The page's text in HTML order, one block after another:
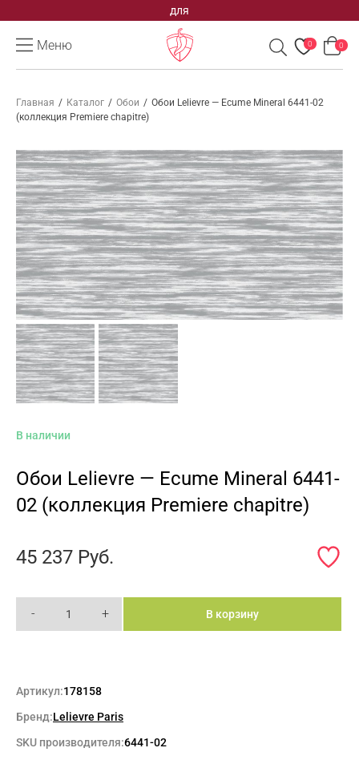
для
Меню 0 0
Главная / Каталог / Обои / Обои Lelievre — Ecume Mineral 6441-02
(коллекция Premiere chapitre)
В наличии
Обои Lelievre — Ecume Mineral 6441-
02 (коллекция Premiere chapitre)
45 237 Руб.
- + В корзину
Артикул:178158
Бренд:Lelievre Paris
SKU производителя:6441-02